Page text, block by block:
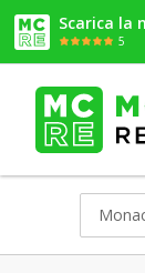
Scarica la
5